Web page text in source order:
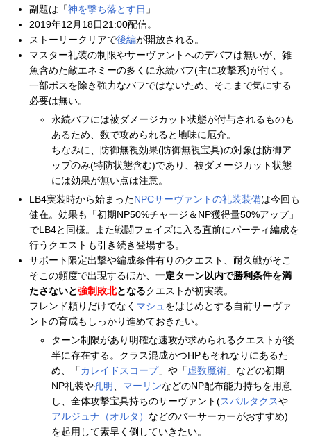
副題は「神を撃ち落とす日 」
2019年12月18日21:00配信。
ストーリークリアで後編が開放される。
マスター礼装の制限やサーヴァントへのデバフは無いが、雑
魚含めた敵エネミーの多くに永続バフ(主に攻撃系)が付く。
一部ボスを除き強力なバフではないため、そこまで気にする
必要は無い。
永続バフには被ダメージカット状態が付与されるものも
あるため、数で攻められると地味に厄介。
ちなみに、防御無視効果(防御無視宝具)の対象は防御ア
ップのみ(特防状態含む)であり、被ダメージカット状態
には効果が無い点は注意。
LB4実装時から始まったNPCサーヴァントの礼装装備は今回も
健在。効果も「初期NP50%チャージ＆NP獲得量50%アップ」
でLB4と同様。また戦闘フェイズに入る直前にパーティ編成を
行うクエストも引き続き登場する。
サポート限定出撃や編成条件有りのクエスト、耐久戦がそこ
そこの頻度で出現するほか、 一定ターン以内で勝利条件を満
たさないと強制敗北となるクエストが初実装。
フレンド頼りだけでなく マシュ をはじめとする自前サーヴァ
ントの育成もしっかり進めておきたい。
ターン制限があり明確な速攻が求められるクエストが後
半に存在する。クラス混成かつHPもそれなりにあるた
め、「カレイドスコープ」や「 虚数魔術 」などの初期
NP礼装や孔明 マーリンなどのNP配布能力持ちを用意
し、全体攻撃宝具持ちのサーヴァント(スパルタクスや
アルジュナ（オルタ） などのバーサーカーがおすすめ)
を起用して素早く倒していきたい。